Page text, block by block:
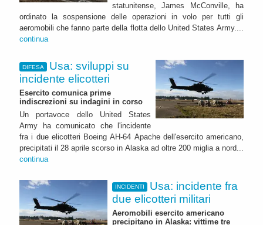
statunitense, James McConville, ha
ordinato la sospensione delle operazioni in volo per tutti gli
aeromobili che fanno parte della flotta dello United States Army....
continua
DIFESA
Usa: sviluppi su
incidente elicotteri
Esercito comunica prime
indiscrezioni su indagini in corso
Un portavoce dello United States
Army ha comunicato che l'incidente
fra i due elicotteri Boeing AH-64 Apache dell'esercito americano,
precipitati il 28 aprile scorso in Alaska ad oltre 200 miglia a nord...
continua
INCIDENTI
Usa: incidente fra
due elicotteri militari
Aeromobili esercito americano
precipitano in Alaska: vittime tre